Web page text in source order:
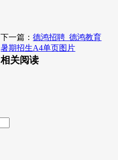
下一篇：德鸿招聘_德鸿教育
暑期招生A4单页图片
相关阅读